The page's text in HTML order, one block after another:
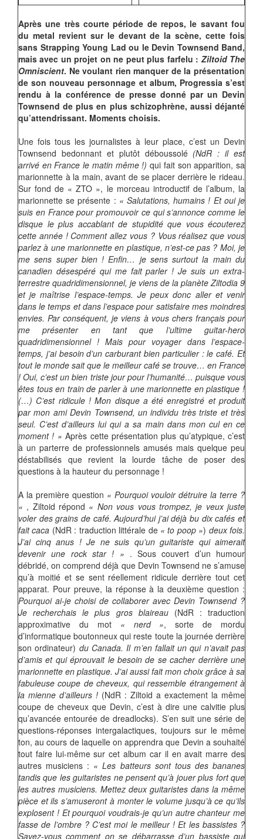
Après une très courte période de repos, le savant fou
du metal revient sur le devant de la scène, cette fois
sans Strapping Young Lad ou le Devin Townsend Band,
mais avec un projet on ne peut plus farfelu : Ziltoid The
Omniscient. Ne voulant rien manquer de la présentation
de son nouveau personnage et album, Progressia s’est
rendu à la conférence de presse donné par un Devin
Townsend de plus en plus schizophrène, aussi déjanté
qu’attendrissant. Moments choisis.
Une fois tous les journalistes à leur place, c’est un Devin
Townsend bedonnant et plutôt déboussolé (NdR : il est
arrivé en France le matin même !) qui fait son apparition, sa
marionnette à la main, avant de se placer derrière le rideau.
Sur fond de « ZTO », le morceau introductif de l’album, la
marionnette se présente : « Salutations, humains ! Et oui je
suis en France pour promouvoir ce qui s’annonce comme le
disque le plus accablant de stupidité que vous écouterez
cette année ! Comment allez vous ? Vous réalisez que vous
parlez à une marionnette en plastique, n’est-ce pas ? Moi, je
me sens super bien ! Enfin… je sens surtout la main du
canadien désespéré qui me fait parler ! Je suis un extra-
terrestre quadridimensionnel, je viens de la planète Ziltodia 9
et je maîtrise l’espace-temps. Je peux donc aller et venir
dans le temps et dans l’espace pour satisfaire mes moindres
envies. Par conséquent, je viens à vous chers français pour
me présenter en tant que l’ultime guitar-hero
quadridimensionnel ! Mais pour voyager dans l’espace-
temps, j’ai besoin d’un carburant bien particulier : le café. Et
tout le monde sait que le meilleur café se trouve… en France
! Oui, c’est un bien triste jour pour l’humanité… puisque vous
êtes tous en train de parler à une marionnette en plastique !
(…) C’est ridicule ! Mon disque a été enregistré et produit
par mon ami Devin Townsend, un individu très triste et très
seul. C’est d’ailleurs lui qui a sa main dans mon cul en ce
moment ! » Après cette présentation plus qu’atypique, c’est
à un parterre de professionnels amusés mais quelque peu
déstabilisés que revient la lourde tâche de poser des
questions à la hauteur du personnage !
A la première question « Pourquoi vouloir détruire la terre ?
« , Ziltoid répond « Non vous vous trompez, je veux juste
voler des grains de café. Aujourd’hui j’ai déjà bu dix cafés et
fait caca (NdR : traduction littérale de « to poop ») deux fois.
J’ai cinq anus ! Je ne suis qu’un guitariste qui aimerait
devenir une rock star ! » . Sous couvert d’un humour
débridé, on comprend déjà que Devin Townsend ne s’amuse
qu’à moitié et se sent réellement ridicule derrière tout cet
apparat. Pour preuve, la réponse à la deuxième question :
Pourquoi ai-je choisi de collaborer avec Devin Townsend ?
Je recherchais le plus gros blaireau (NdR : traduction
approximative du mot « nerd », sorte de mordu
d’informatique boutonneux qui reste toute la journée derrière
son ordinateur) du Canada. Il m’en fallait un qui n’avait pas
d’amis et qui éprouvait le besoin de se cacher derrière une
marionnette en plastique. J’ai aussi fait mon choix grâce à sa
fabuleuse coupe de cheveux, qui ressemble étrangement à
la mienne d’ailleurs ! (NdR : Ziltoid a exactement la même
coupe de cheveux que Devin, c’est à dire une calvitie plus
qu’avancée entourée de dreadlocks). S’en suit une série de
questions-réponses intergalactiques, toujours sur le même
ton, au cours de laquelle on apprendra que Devin a souhaité
tout faire lui-même sur cet album car il en avait marre des
autres musiciens : « Les batteurs sont tous des bananes
tandis que les guitaristes ne pensent qu’à jouer plus fort que
les autres musiciens. Mettez deux guitaristes dans la même
pièce et ils s’amuseront à monter le volume jusqu’à ce qu’ils
explosent ! Et pourquoi voudrais-je qu’un autre chanteur me
fasse de l’ombre ? C’est moi le meilleur ! Et les bassistes ?
Savez-vous comment on se débarrasse d’un bassiste qui